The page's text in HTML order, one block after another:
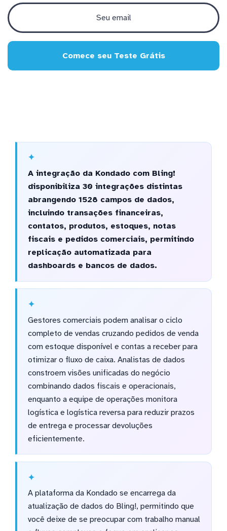
Comece seu Teste Grátis
A integração da Kondado com Bling!
disponibiliza 30 integrações distintas
abrangendo 1528 campos de dados,
incluindo transações financeiras,
contatos, produtos, estoques, notas
fiscais e pedidos comerciais, permitindo
replicação automatizada para
dashboards e bancos de dados.
Gestores comerciais podem analisar o ciclo
completo de vendas cruzando pedidos de venda
com estoque disponível e contas a receber para
otimizar o fluxo de caixa. Analistas de dados
constroem visões unificadas do negócio
combinando dados fiscais e operacionais,
enquanto a equipe de operações monitora
logística e logística reversa para reduzir prazos
de entrega e processar devoluções
eficientemente.
A plataforma da Kondado se encarrega da
atualização de dados do Bling!, permitindo que
você deixe de se preocupar com trabalho manual